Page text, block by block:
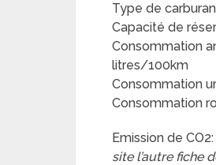
Type de
Capacité de
Consommation
litres/100km
Consommation
Consommation
Emission de
site l’autre fiche